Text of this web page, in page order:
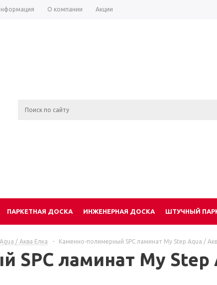
О компании Акции
ПАРКЕТНАЯ ДОСКА ИНЖЕНЕРНАЯ ДОСКА ШТУЧНЫЙ
Aqua / Аква Елка - Каменно-полимерный SPC ламинат My Step Aqua /
SPC ламинат My Step